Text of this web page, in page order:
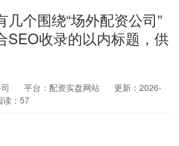
几个围绕“场外配资公司”
SEO收录的以内标题，供
平台：配资实盘网站
更新：2026-
读：57